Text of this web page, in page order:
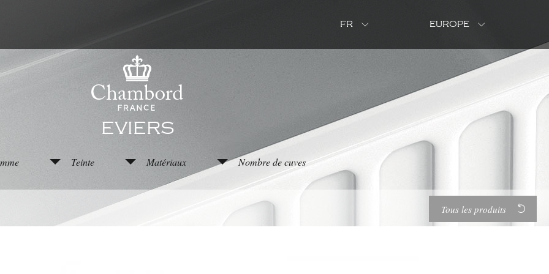
EVIERS
Teinte Matériaux Nombre de cuves
Tous les produits
FR EUROPE